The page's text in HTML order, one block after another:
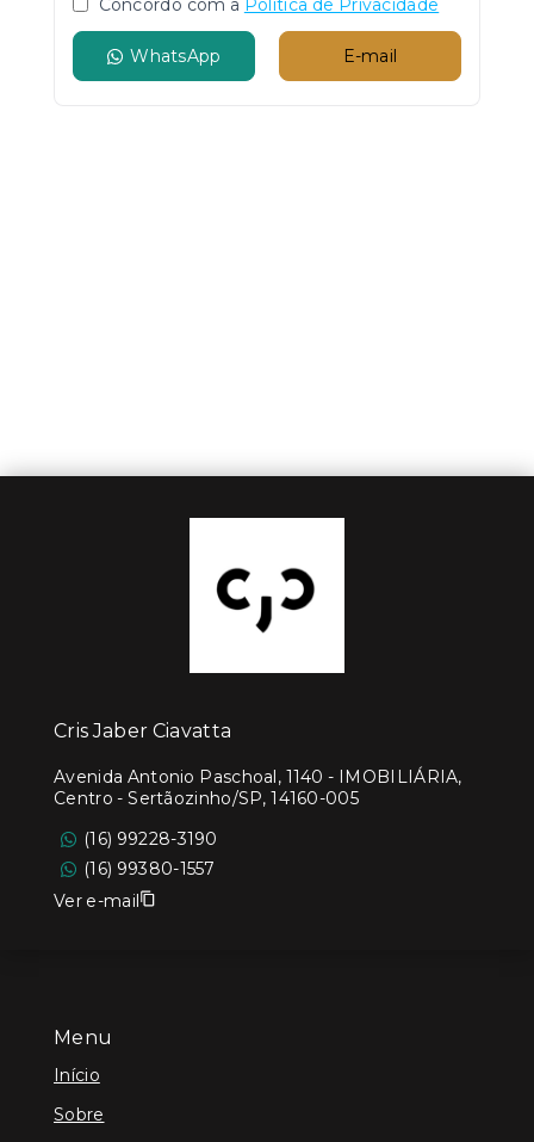
Concordo com a Política de Privacidade
WhatsApp E-mail
Menu
Início
Sobre
Cris Jaber Ciavatta
Avenida Antonio Paschoal, 1140 - IMOBILIÁRIA,
Centro - Sertãozinho/SP, 14160-005
(16) 99228-3190
(16) 99380-1557
Ver e-mail